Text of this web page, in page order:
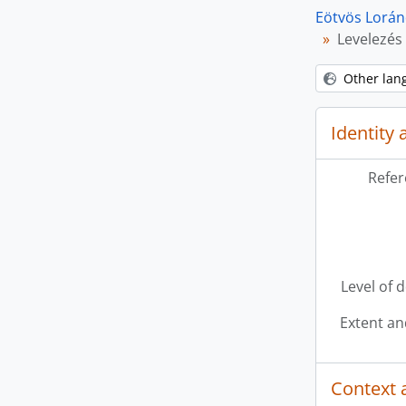
Eötvös
Levelezés
Other
Identity
Level of
Extent
Context